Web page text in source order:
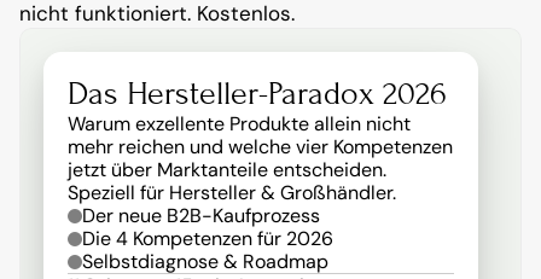
nicht funktioniert. Kostenlos.
Das Hersteller-Paradox 2026
Warum exzellente Produkte allein nicht
mehr reichen und welche vier Kompetenzen
jetzt über Marktanteile entscheiden.
Speziell für Hersteller & Großhändler.
Der neue B2B-Kaufprozess
Die 4 Kompetenzen für 2026
Selbstdiagnose & Roadmap